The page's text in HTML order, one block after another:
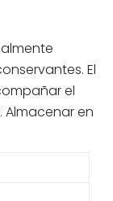
El
el
en